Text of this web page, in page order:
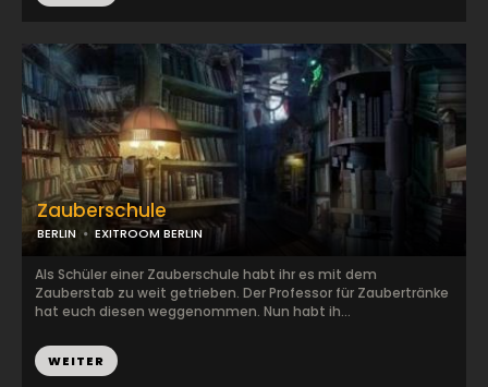
Zauberschule
BERLIN EXITROOM BERLIN
Als Schüler einer Zauberschule habt ihr es mit dem
Zauberstab zu weit getrieben. Der Professor für Zaubertränke
hat euch diesen weggenommen. Nun habt ih...
WEITER